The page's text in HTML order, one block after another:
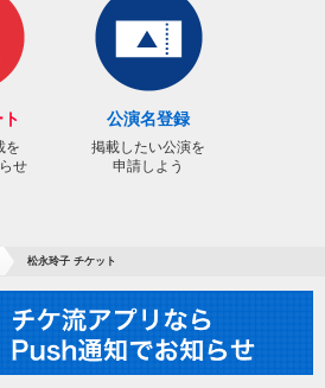
を
せ
公演名登録
掲載したい公演を
申請しよう
松永玲子 チケット